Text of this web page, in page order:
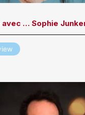
avec … Sophie